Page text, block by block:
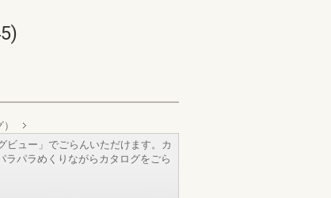
ビュー」でごらんいただけます。カ
ラパラめくりながらカタログをごら